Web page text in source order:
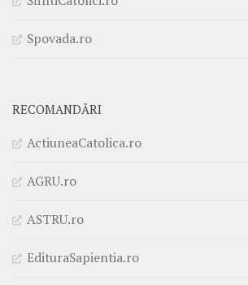
Spovada.ro
RECOMANDĂRI
ActiuneaCatolica.ro
AGRU.ro
ASTRU.ro
EdituraSapientia.ro